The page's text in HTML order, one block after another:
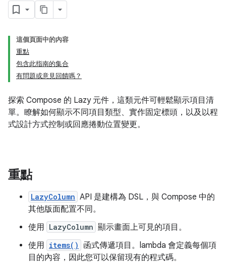
這個頁面中的內容
重點
包含此指南的集合
有問題或意見回饋嗎？
探索 Compose 的 Lazy 元件，這類元件可輕鬆顯示項目清
單。瞭解如何顯示不同項目類型、實作固定標頭，以及以程
式設計方式控制或回應捲動位置變更。
重點
LazyColumn API 是建構為 DSL，與 Compose 中的
其他版面配置不同。
使用 LazyColumn 顯示畫面上可見的項目。
使用 items()
函式傳遞項目。lambda 會定義每個項
目的內容，因此您可以保留現有的程式碼。